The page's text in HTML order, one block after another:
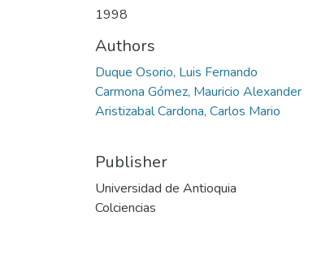
1998
Authors
Duque Osorio, Luis Fernando
Carmona Gómez, Mauricio Alexander
Aristizabal Cardona, Carlos Mario
Publisher
Universidad de Antioquia
Colciencias